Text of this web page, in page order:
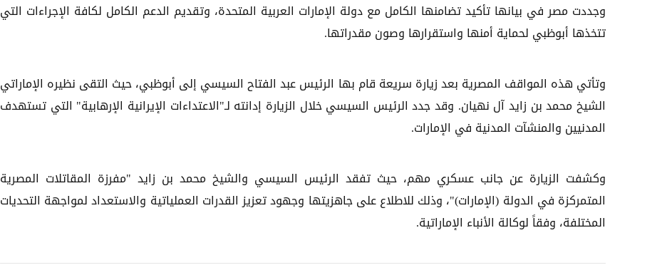
وجددت مصر في بيانها تأكيد تضامنها الكامل مع دولة الإمارات العربية المتحدة، وتقديم الدعم الكامل لكافة الإجراءات التي
تتخذها أبوظبي لحماية أمنها واستقرارها وصون مقدراتها.
وتأتي هذه المواقف المصرية بعد زيارة سريعة قام بها الرئيس عبد الفتاح السيسي إلى أبوظبي، حيث التقى نظيره الإماراتي
الشيخ محمد بن زايد آل نهيان. وقد جدد الرئيس السيسي خلال الزيارة إدانته لـ"الاعتداءات الإيرانية الإرهابية" التي تستهدف
المدنيين والمنشآت المدنية في الإمارات.
وكشفت الزيارة عن جانب عسكري مهم، حيث تفقد الرئيس السيسي والشيخ محمد بن زايد "مفرزة المقاتلات المصرية
المتمركزة في الدولة (الإمارات)"، وذلك للاطلاع على جاهزيتها وجهود تعزيز القدرات العملياتية والاستعداد لمواجهة التحديات
المختلفة، وفقاً لوكالة الأنباء الإماراتية.